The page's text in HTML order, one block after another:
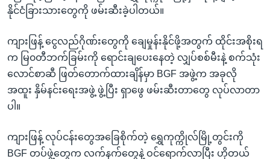
နိုင်ငံခြားသားတွေကို ဖမ်းဆီးခဲ့ပါတယ်။
ကျားဖြန့် ငွေလည်ဂိုဏ်းတွေကို ချေမှုန်းနိုင်ဖို့အတွက် ထိုင်းအစိုးရ
က မြ၀တီဘက်ခြမ်းကို ရောင်းချပေးနေတဲ့ လျှပ်စစ်မီးနဲ့ စက်သုံး
လောင်စာဆီ ဖြတ်တောက်ထားချိန်မှာ BGF အဖွဲ့က အခုလို
အထူး နှိမ်နင်းရေးအဖွဲ့ ဖွဲ့ပြီး ရှာဖွေ ဖမ်းဆီးတာတွေ လုပ်လာတာ
ပါ။
ကျားဖြန့် လုပ်ငန်းတွေအခြေစိုက်တဲ့ ရွှေကုက္ကိုလ်မြို့တွင်းကို
BGF တပ်ဖွဲ့တွေက လက်နက်တွေနဲ့ ဝင်ရောက်လာပြီး ဟိုတယ်